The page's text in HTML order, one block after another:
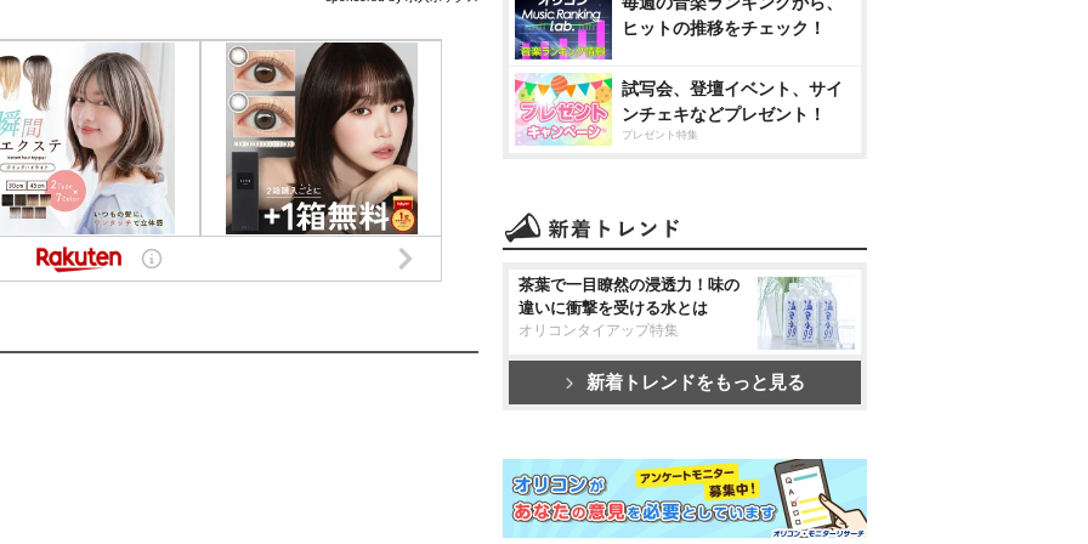
ヒットの推移をチェック！
試写会、登壇イベント、サイ
ンチェキなどプレゼント！
プレゼント特集
茶葉で一目瞭然の浸透力！味の
違いに衝撃を受ける水とは
オリコンタイアップ特集
新着トレンドをもっと見る